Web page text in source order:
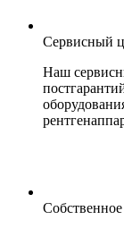
Сервисный
Наш